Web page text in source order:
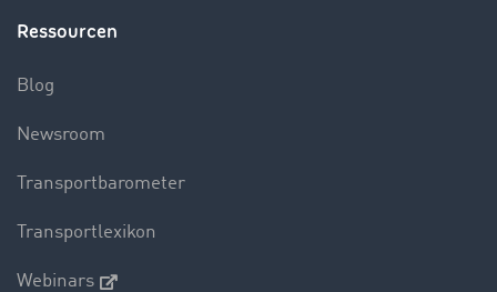
Ressourcen
Blog
Newsroom
Transportbarometer
Transportlexikon
Webinars